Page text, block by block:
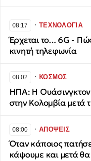
08:17 ∙ΤΕΧΝΟΛΟΓΙΑ
Έρχεται το... 6G -
κινητή τηλεφωνία
08:02 ∙ΚΟΣΜΟΣ
ΗΠΑ: Η Ουάσινγκτον
στην Κολομβία μετά
08:00 ∙ΑΠΟΨΕΙΣ
Όταν κάποιος
κάψουμε και μετά